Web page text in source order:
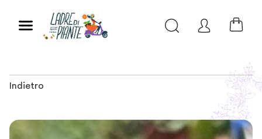
Indietro
Slide 1 of 1